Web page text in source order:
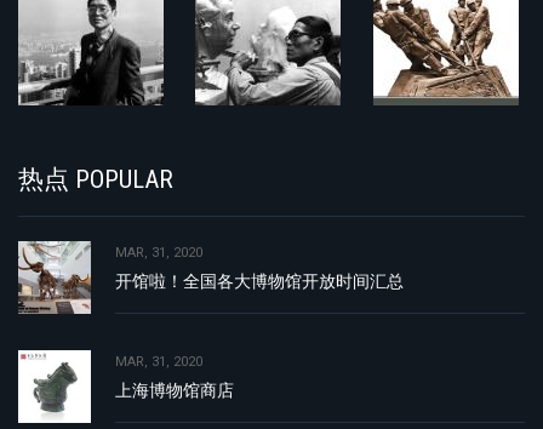
热点 POPULAR
MAR, 31, 2020
开馆啦！全国各大博物馆开放时间汇总
MAR, 31, 2020
上海博物馆商店